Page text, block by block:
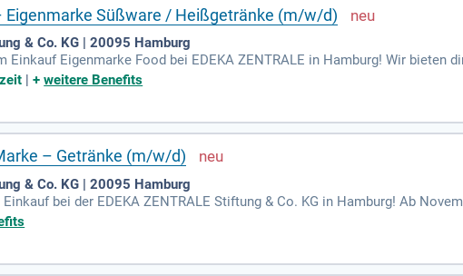
Eigenmarke Süßware / Heißgetränke (m/w/d)
& Co. KG | 20095 Hamburg
Einkauf Eigenmarke Food bei EDEKA ZENTRALE in Hamburg! Wir bieten
der Süßwaren und Heißgetränke zu sammeln. Du wirst aktiv an
Verkostungen teilzunehmen und administrativ unsere Artikel- und
der führenden Lebensmittelhändler in Deutschland!
|+weitere Benefits
– Getränke (m/w/d)
& Co. KG | 20095 Hamburg
bei der EDEKA ZENTRALE Stiftung & Co. KG in Hamburg! Ab
Getränke an. Während der sechsmonatigen Praktikumszeit lernst du die
in die nationale Werbeplanung und das Category Management von
in Deutschland!